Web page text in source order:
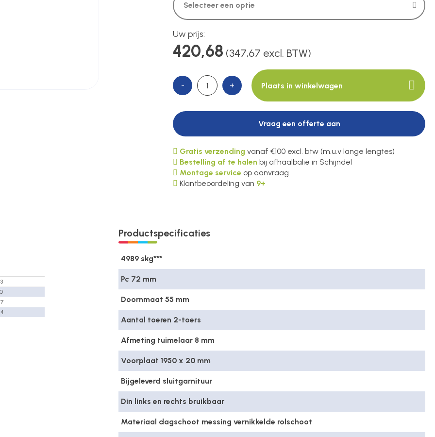
Selecteer een optie
Uw prijs:
420,68 (347,67 excl. BTW)
- + Plaats in winkelwagen
Vraag een offerte aan
Gratis verzending vanaf €100 excl. btw (m.u.v lange lengtes)
Bestelling af te halen bij afhaalbalie in Schijndel
Montage service op aanvraag
Klantbeoordeling van 9+
Productspecificaties
4989 skg***
Pc 72 mm
Doornmaat 55 mm
Aantal toeren 2-toers
Afmeting tuimelaar 8 mm
Voorplaat 1950 x 20 mm
Bijgeleverd sluitgarnituur
Din links en rechts bruikbaar
Materiaal dagschoot messing vernikkelde rolschoot